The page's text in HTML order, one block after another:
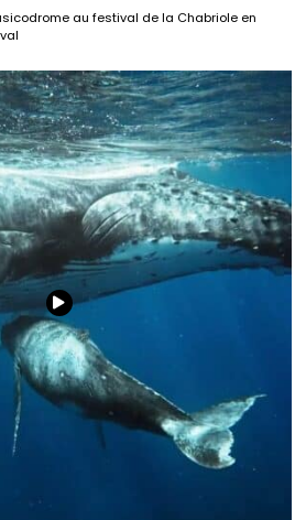
au festival de la Chabriole en